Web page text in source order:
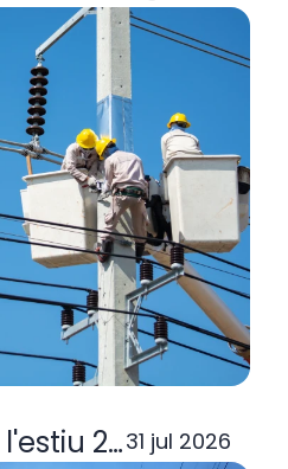
2026: per
31 jul 2026